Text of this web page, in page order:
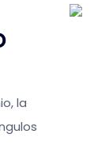
la